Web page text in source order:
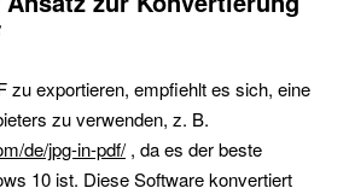
zu exportieren, empfiehlt es sich, eine
zu verwenden, z. B.
de/jpg-in-pdf/, da es der beste
10 ist. Diese Software konvertiert